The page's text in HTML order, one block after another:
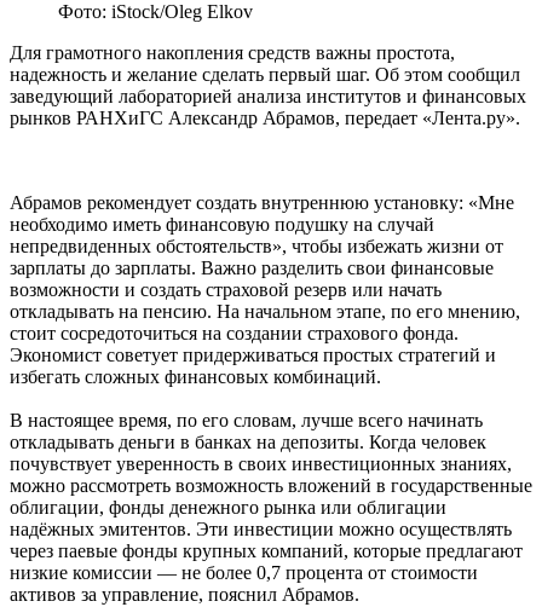
Фото: iStock/Oleg Elkov
Для грамотного накопления средств важны простота,
надежность и желание сделать первый шаг. Об этом сообщил
заведующий лабораторией анализа институтов и финансовых
рынков РАНХиГС Александр Абрамов, передает «Лента.ру».
Абрамов рекомендует создать внутреннюю установку: «Мне
необходимо иметь финансовую подушку на случай
непредвиденных обстоятельств», чтобы избежать жизни от
зарплаты до зарплаты. Важно разделить свои финансовые
возможности и создать страховой резерв или начать
откладывать на пенсию. На начальном этапе, по его мнению,
стоит сосредоточиться на создании страхового фонда.
Экономист советует придерживаться простых стратегий и
избегать сложных финансовых комбинаций.
В настоящее время, по его словам, лучше всего начинать
откладывать деньги в банках на депозиты. Когда человек
почувствует уверенность в своих инвестиционных знаниях,
можно рассмотреть возможность вложений в государственные
облигации, фонды денежного рынка или облигации
надёжных эмитентов. Эти инвестиции можно осуществлять
через паевые фонды крупных компаний, которые предлагают
низкие комиссии — не более 0,7 процента от стоимости
активов за управление, пояснил Абрамов.